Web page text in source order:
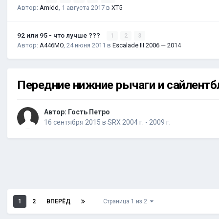
Автор: Amidd 1 августа 2017 в XT5
92 или 95 - что лучше ??? 1 2 3
Автор: A446MO 24 июня 2011 в Escalade III 2006 — 2014
Передние нижние рычаги и
Автор: Гость Петро
16 сентября 2015 в SRX 2004 г. - 2009 г.
1 2 ВПЕРЁД Страница 1 из 2